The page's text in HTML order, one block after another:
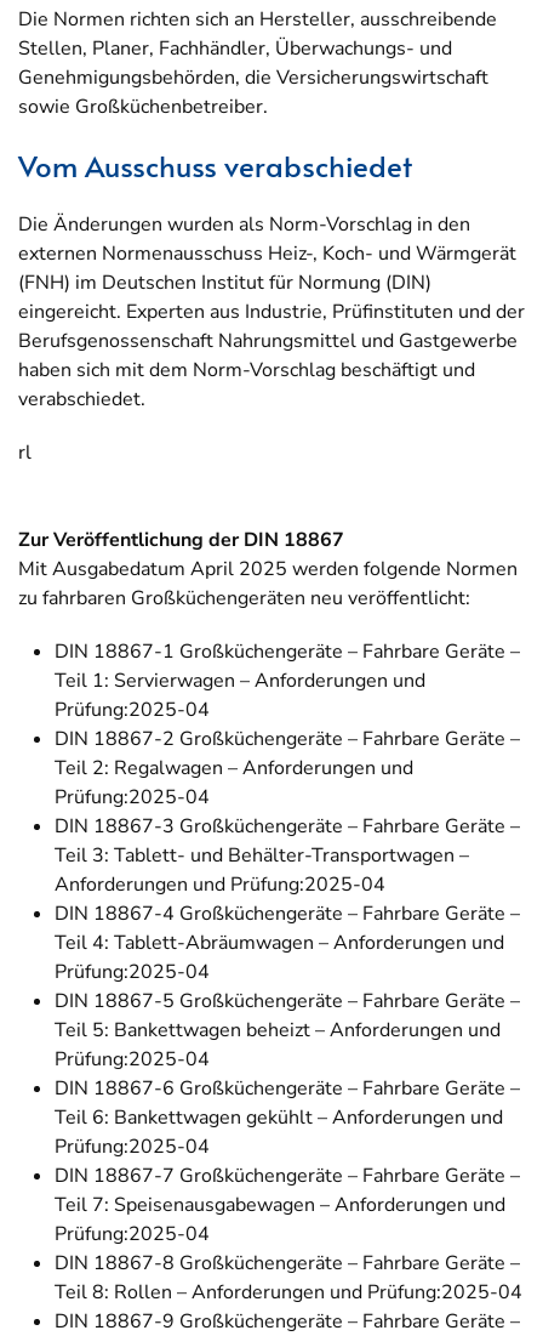
Die Normen richten sich an Hersteller, ausschreibende
Stellen, Planer, Fachhändler, Überwachungs- und
Genehmigungsbehörden, die Versicherungswirtschaft
sowie Großküchenbetreiber.
Vom Ausschuss verabschiedet
Die Änderungen wurden als Norm-Vorschlag in den
externen Normenausschuss Heiz-, Koch- und Wärmgerät
(FNH) im Deutschen Institut für Normung (DIN)
eingereicht. Experten aus Industrie, Prüfinstituten und der
Berufsgenossenschaft Nahrungsmittel und Gastgewerbe
haben sich mit dem Norm-Vorschlag beschäftigt und
verabschiedet.
rl
Zur Veröffentlichung der DIN 18867
Mit Ausgabedatum April 2025 werden folgende Normen
zu fahrbaren Großküchengeräten neu veröffentlicht:
DIN 18867-1 Großküchengeräte – Fahrbare Geräte –
Teil 1: Servierwagen – Anforderungen und
Prüfung:2025-04
DIN 18867-2 Großküchengeräte – Fahrbare Geräte –
Teil 2: Regalwagen – Anforderungen und
Prüfung:2025-04
DIN 18867-3 Großküchengeräte – Fahrbare Geräte –
Teil 3: Tablett- und Behälter-Transportwagen –
Anforderungen und Prüfung:2025-04
DIN 18867-4 Großküchengeräte – Fahrbare Geräte –
Teil 4: Tablett-Abräumwagen – Anforderungen und
Prüfung:2025-04
DIN 18867-5 Großküchengeräte – Fahrbare Geräte –
Teil 5: Bankettwagen beheizt – Anforderungen und
Prüfung:2025-04
DIN 18867-6 Großküchengeräte – Fahrbare Geräte –
Teil 6: Bankettwagen gekühlt – Anforderungen und
Prüfung:2025-04
DIN 18867-7 Großküchengeräte – Fahrbare Geräte –
Teil 7: Speisenausgabewagen – Anforderungen und
Prüfung:2025-04
DIN 18867-8 Großküchengeräte – Fahrbare Geräte –
Teil 8: Rollen – Anforderungen und Prüfung:2025-04
DIN 18867-9 Großküchengeräte – Fahrbare Geräte –